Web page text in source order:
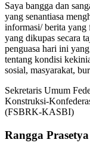
Saya bangga dan
yang senantiasa
informasi/ berita yang
yang dikupas secara
penguasa hari ini
tentang kondisi
sosial, masyarakat,
Sekretaris Umum
Konstruksi-
(FSBRK-KASBI)
Rangga